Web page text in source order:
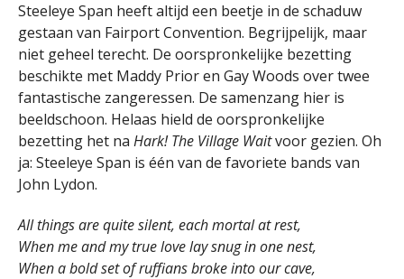
Steeleye Span heeft altijd een beetje in de schaduw
gestaan van Fairport Convention. Begrijpelijk, maar
niet geheel terecht. De oorspronkelijke bezetting
beschikte met Maddy Prior en Gay Woods over twee
fantastische zangeressen. De samenzang hier is
beeldschoon. Helaas hield de oorspronkelijke
bezetting het na Hark! The Village Waitvoor gezien. Oh
ja: Steeleye Span is één van de favoriete bands van
John Lydon.
All things are quite silent, each mortal at rest,
When me and my true love lay snug in one nest,
When a bold set of ruffians broke into our cave,